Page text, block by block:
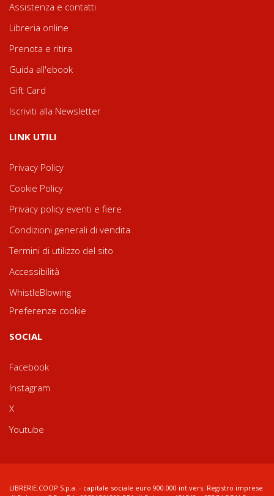
Assistenza e contatti
Libreria online
Prenota e ritira
Guida all'ebook
Gift Card
Iscriviti alla Newsletter
LINK UTILI
Privacy Policy
Cookie Policy
Privacy policy eventi e fiere
Condizioni generali di vendita
Termini di utilizzo del sito
Accessibilità
WhistleBlowing
Preferenze cookie
SOCIAL
Facebook
Instagram
X
Youtube
LIBRERIE.COOP S.p.a. - capitale sociale euro 900.000 int.vers. Registro imprese